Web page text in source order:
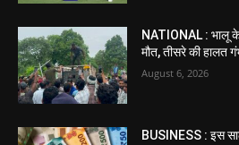
NATIONAL : भालू
मौत, तीसरे की हालत
August 6, 2026
BUSINESS : इस